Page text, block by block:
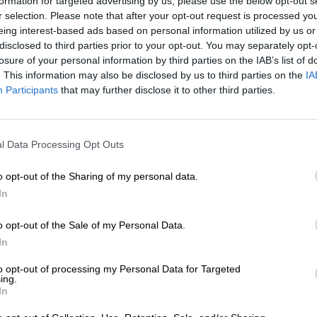
selection. Please note that after your opt-out request is processed
interest-based ads based on personal information utilized by us
to third parties prior to your opt-out. You may separately
of your personal information by third parties on the IAB’s list of
This information may also be disclosed by us to third parties on the
Participants that may further disclose it to other third parties.
Data Processing Opt Outs
opt-out of the Sharing of my personal data.
opt-out of the Sale of my Personal Data.
opt-out of processing my Personal Data for Targeted
* Hinnat sisältävät lakisääteisen arvonlisäveron. Plus Laivaus
* Hinnat sisältävät valmisteveron
* Hinnat sisältävät pakkausmaksun
Kuvaus Info Arvion perusteella (5)
漆黒 -Shikokku-
Kuten kaikki japanilaisen COEDO-panimon oluet,
on voittanut lukuisia kansainvälisiä palkintoja ja
Olemme ylpeitä saadessamme olla tämän
Japaninkielinen termi tarkoittaa onyksin pilkomustaa
voimakkaita voimia. Hengellisissä piireissä onyksia
vaikutuksia. Se rauhoittaa ja taistelee pelkoa vastaan.
Kuten odotettiin, Shikokku tulee syvän mustan
vaahtomuovipäällä, joka muistuttaa mustaa Earl
tuoksu hemmottelee nenää ja yhdistyy paahdetun